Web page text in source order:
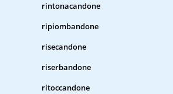
rintonacandone
ripiombandone
risecandone
riserbandone
ritoccandone